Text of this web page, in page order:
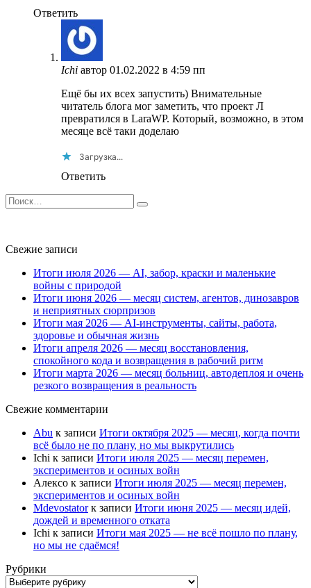
Ответить
Ichi автор 01.02.2022 в 4:59 пп
Ещё бы их всех запустить) Внимательные
читатель блога мог заметить, что проект Л
превратился в LaraWP. Который, возможно, в этом
месяце всё таки доделаю
Загрузка...
Ответить
Search
for:
Свежие записи
Итоги июля 2026 — AI, забор, краски и маленькие
войны с природой
Итоги июня 2026 — месяц систем, агентов, динозавров
и неприятных сюрпризов
Итоги мая 2026 — AI-инструменты, сайты, работа,
здоровье и обычная жизнь
Итоги апреля 2026 — месяц восстановления,
спокойного кода и возвращения в рабочий ритм
Итоги марта 2026 — месяц больниц, автодеплоя и очень
резкого возвращения в реальность
Свежие комментарии
Abu к записи Итоги октября 2025 — месяц, когда почти
всё было не по плану, но мы выкрутились
Ichi к записи Итоги июля 2025 — месяц перемен,
экспериментов и осиных войн
Алексо к записи Итоги июля 2025 — месяц перемен,
экспериментов и осиных войн
Mdevostatorк записи Итоги июня 2025 — месяц идей,
дождей и временного отката
Ichi к записи Итоги мая 2025 — не всё пошло по плану,
но мы не сдаёмся!
Рубрики
Рубрики